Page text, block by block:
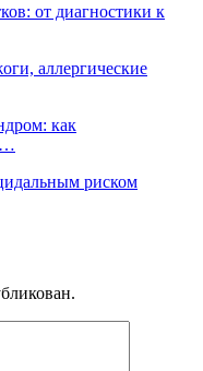
от диагностики к
аллергические
как
риском